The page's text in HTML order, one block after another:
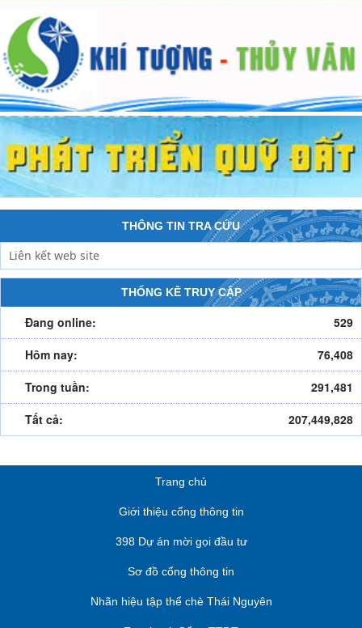
THÔNG TIN TRA CỨU
THỐNG KÊ TRUY CẬP
Đang online:
529
Hôm nay:
76,408
Trong tuần:
291,481
Tất cả:
207,449,828
Trang chủ
Giới thiệu cổng thông tin
398 Dự án mời gọi đầu tư
Sơ đồ cổng thông tin
Nhãn hiệu tập thể chè Thái Nguyên